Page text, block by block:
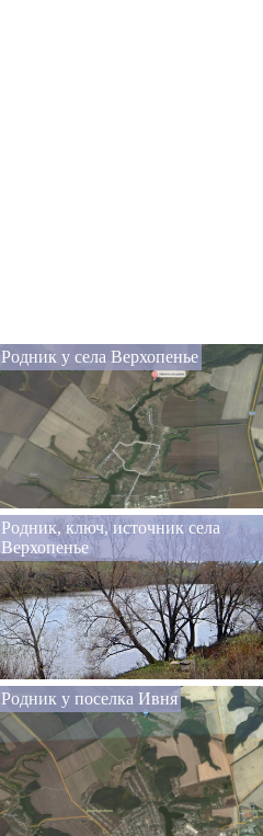
Родник у села Верхопенье
Родник, ключ, источник села
Верхопенье
Родник у поселка Ивня